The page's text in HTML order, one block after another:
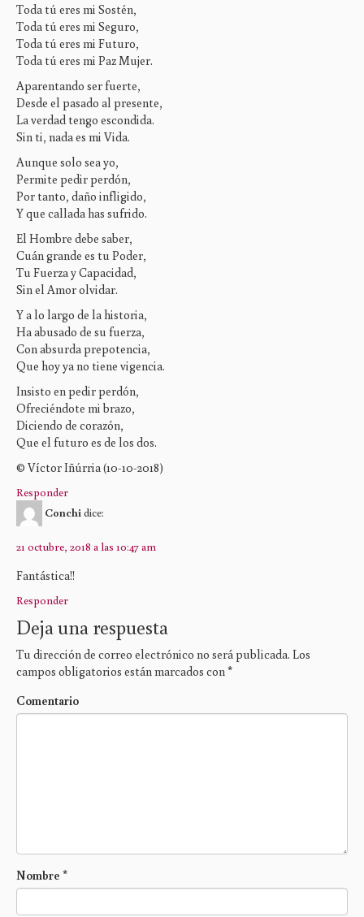
Toda tú eres mi Sostén,
Toda tú eres mi Seguro,
Toda tú eres mi Futuro,
Toda tú eres mi Paz Mujer.
Aparentando ser fuerte,
Desde el pasado al presente,
La verdad tengo escondida.
Sin ti, nada es mi Vida.
Aunque solo sea yo,
Permite pedir perdón,
Por tanto, daño infligido,
Y que callada has sufrido.
El Hombre debe saber,
Cuán grande es tu Poder,
Tu Fuerza y Capacidad,
Sin el Amor olvidar.
Y a lo largo de la historia,
Ha abusado de su fuerza,
Con absurda prepotencia,
Que hoy ya no tiene vigencia.
Insisto en pedir perdón,
Ofreciéndote mi brazo,
Diciendo de corazón,
Que el futuro es de los dos.
© Víctor Iñúrria (10-10-2018)
Responder
Conchidice:
21 octubre, 2018 a las 10:47 am
Fantástica!!
Responder
Deja una respuesta
Tu dirección de correo electrónico no será publicada. Los
campos obligatorios están marcados con *
Comentario
Nombre *